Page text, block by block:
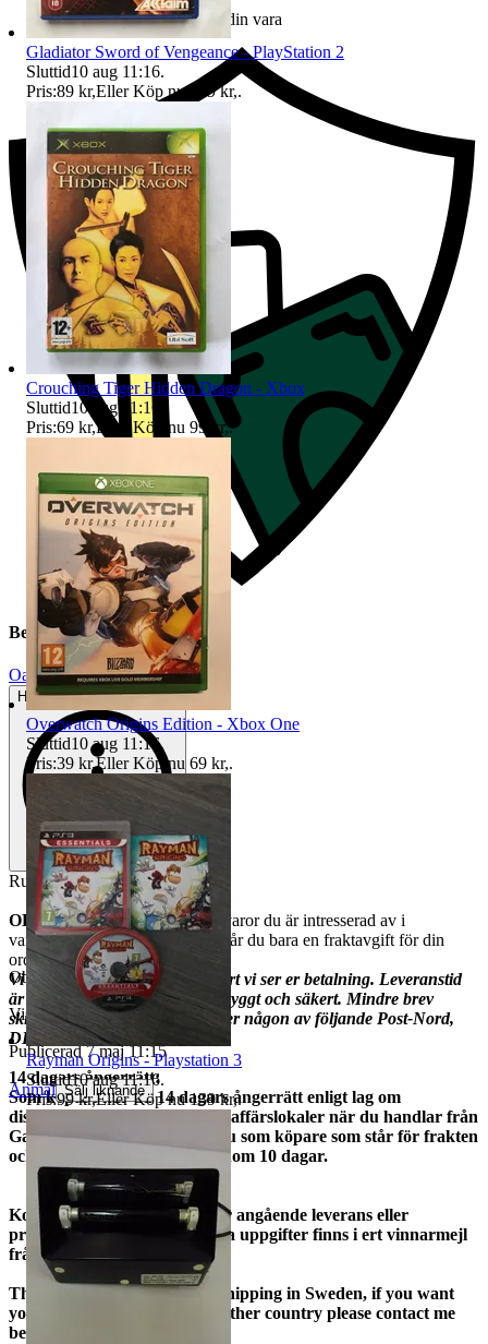
Ersättning om du inte får din vara
Beskrivning
Oanvänt
Helt ny och aldrig använd
Rumbo Joypad Vibrator.
OBSOmsamfrakt!Lägg alla varor du är intresserad av i
varukorgen innan du betalar så får du bara en fraktavgift för din
order.
Vi skickar er beställning så snart vi ser er betalning. Leveranstid
är ca 1-3 vardagar. Spårbart,Tryggt och säkert. Mindre brev
skickas med posten. Vi använder någon av följande Post-Nord,
DHL, Schenker.
14 dagars ångerrätt:
Som köpare har du 14 dagars ångerrätt enligt lag om
distansavtal och avtal utanför affärslokaler när du handlar från
Gameexpo. Vid retur är det du som köpare som står för frakten
och vi återbetalar pengarna inom 10 dagar.
Kontakta oss om ni har frågor angående leverans eller
produkter ni funderar på. Alla uppgifter finns i ert vinnarmejl
från tradera.
The Freight cost is based on shipping in Sweden, if you want
your products shipped to an other country please contact me
before payment.
Objektnr
730 464 171
Visningar
Publicerad 7 maj 11:15
Anmäl Sälj liknande
Gladiator Sword of Vengeance - PlayStation 2
Sluttid10 aug 11:16.
Pris:89 kr,Eller Köp nu 129 kr,.
Crouching Tiger Hidden Dragon - Xbox
Sluttid10 aug 11:16
Pris:69 kr,Eller Köp nu 99 kr,.
Overwatch Origins Edition - Xbox One
Sluttid10 aug 11:16.
Pris:39 kr,Eller Köp nu 69 kr,.
Rayman Origins - Playstation 3
Sluttid10 aug 11:16.
Pris:99 kr,Eller Köp nu 139 kr,.